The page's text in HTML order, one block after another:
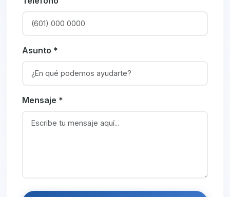
Asunto *
Mensaje *